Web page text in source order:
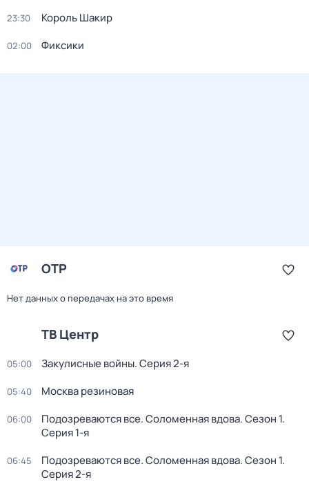
23:30 Король Шакир
02:00 Фиксики
ОТР
Нет данных о передачах на это время
ТВ Центр
05:00 Закулисные войны. Серия 2-я
05:40 Москва резиновая
06:00 Подозреваются все. Соломенная вдова. Сезон 1.
Серия 1-я
06:45 Подозреваются все. Соломенная вдова. Сезон 1.
Серия 2-я